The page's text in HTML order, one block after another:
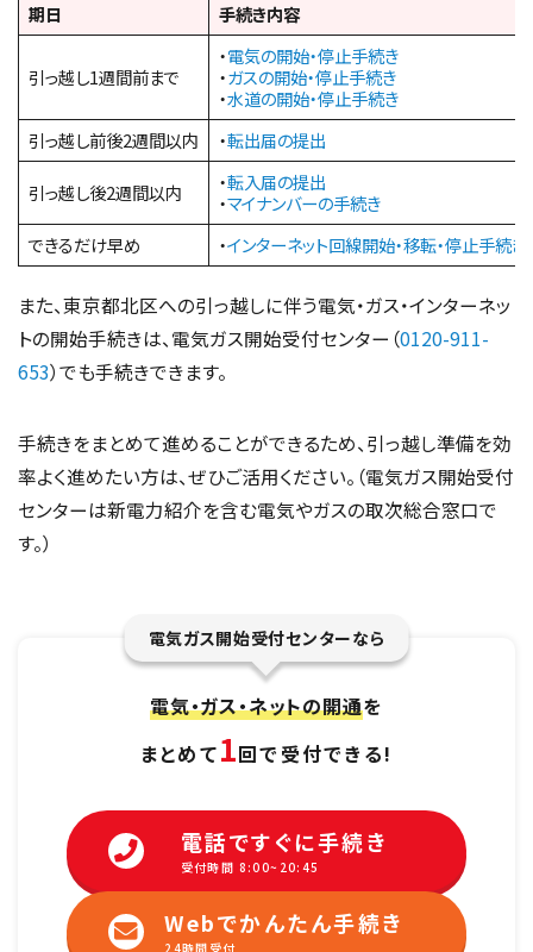
期日 手続き内容
引っ越し1週間前まで
・電気の開始・停止手続き
・ガスの開始・停止手続き
・水道の開始・停止手続き
引っ越し前後2週間以内
・転出届の提出
引っ越し後2週間以内 ・転入届の提出
・マイナンバーの手続き
できるだけ早め
・インターネット回線開始・移転・停止手続き
また、東京都北区への引っ越しに伴う電気・ガス・インターネッ
トの開始手続きは、電気ガス開始受付センター（0120-911-
653）でも手続きできます。
手続きをまとめて進めることができるため、引っ越し準備を効
率よく進めたい方は、ぜひご活用ください。（電気ガス開始受付
センターは新電力紹介を含む電気やガスの取次総合窓口で
す。）
電気ガス開始受付センターなら
電気・ガス・ネットの開通を
まとめて1回で受付できる!
電話ですぐに手続き
受付時間 8:00~20:45
Webでかんたん手続き
24時間受付